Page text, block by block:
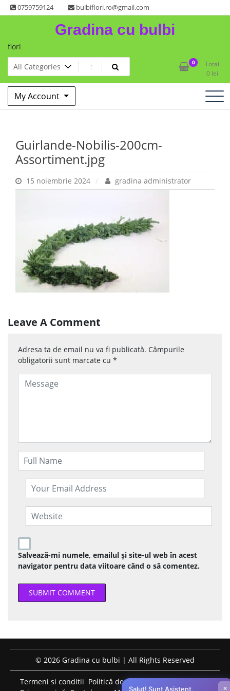
Skip
to
0759759124 bulbiflori.ro@gmail.com
Gradina cu bulbi
flori
0
Total
0 lei
My Account
Guirlande-Nobilis-200cm-
Assortiment.jpg
15 noiembrie 2024 gradina administrator
Leave A Comment
Adresa ta de email nu va fi publicată. Câmpurile
obligatorii sunt marcate cu *
Salvează-mi numele, emailul și site-ul web în acest
navigator pentru data viitoare când o să comentez.
© 2026 Gradina cu bulbi | All Rights Reserved
Termeni si conditii Politică de confidențialitate
Salut! Sunt Asistent, ×